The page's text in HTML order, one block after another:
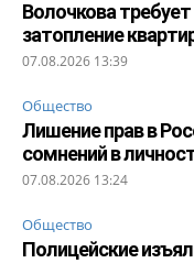
Волочкова
затопление
07.08.2026 13:39
Общество
Лишение прав в
сомнений в
07.08.2026 13:24
Общество
Полицейские